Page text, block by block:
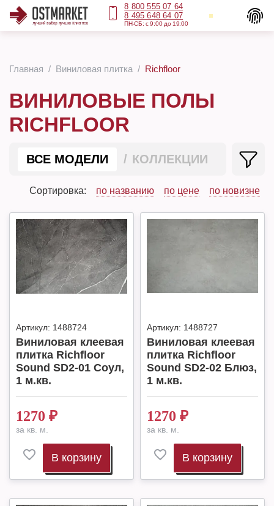
8 800 555 07 64
8 495 648 64 07
ПН-СБ: с 9:00 до 19:00
Главная Виниловая плитка Richfloor
ВИНИЛОВЫЕ ПОЛЫ
RICHFLOOR
ВСЕ МОДЕЛИ КОЛЛЕКЦИИ
Сортировка: по названию по цене по новизне
Артикул: 1488724
Виниловая клеевая
плитка Richfloor
Sound SD2-01 Соул,
1 м.кв.
1270 ₽
за кв. м.
В корзину
Артикул: 1488727
Виниловая клеевая
плитка Richfloor
Sound SD2-02 Блюз,
1 м.кв.
1270 ₽
за кв. м.
В корзину